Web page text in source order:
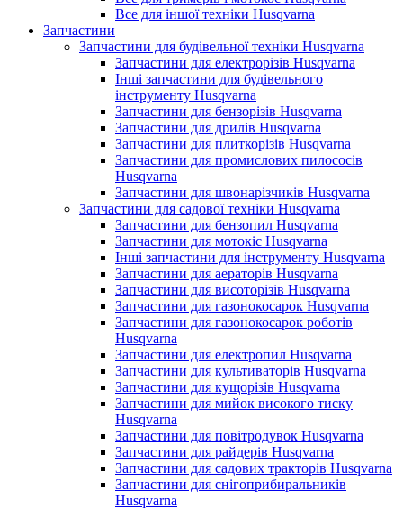
Все для іншої техніки Husqvarna
Запчастини
Запчастини для будівельної техніки Husqvarna
Запчастини для електрорізів Husqvarna
Інші запчастини для будівельного
інструменту Husqvarna
Запчастини для бензорізів Husqvarna
Запчастини для дрилів Husqvarna
Запчастини для плиткорізів Husqvarna
Запчастини для промислових пилососів
Husqvarna
Запчастини для швонарізчиків Husqvarna
Запчастини для садової техніки Husqvarna
Запчастини для бензопил Husqvarna
Запчастини для мотокіс Husqvarna
Інші запчастини для інструменту Husqvarna
Запчастини для аераторів Husqvarna
Запчастини для висоторізів Husqvarna
Запчастини для газонокосарок Husqvarna
Запчастини для газонокосарок роботів
Husqvarna
Запчастини для електропил Husqvarna
Запчастини для культиваторів Husqvarna
Запчастини для кущорізів Husqvarna
Запчастини для мийок високого тиску
Husqvarna
Запчастини для повітродувок Husqvarna
Запчастини для райдерів Husqvarna
Запчастини для садових тракторів Husqvarna
Запчастини для снігоприбиральників
Husqvarna